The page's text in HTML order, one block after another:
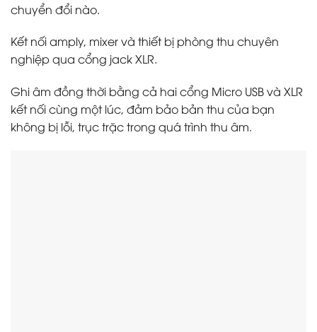
chuyển đổi nào.
Kết nối amply, mixer và thiết bị phòng thu chuyên
nghiệp qua cổng jack XLR.
Ghi âm đồng thời bằng cả hai cổng Micro USB và XLR
kết nối cùng một lúc, đảm bảo bản thu của bạn
không bị lỗi, trục trặc trong quá trình thu âm.